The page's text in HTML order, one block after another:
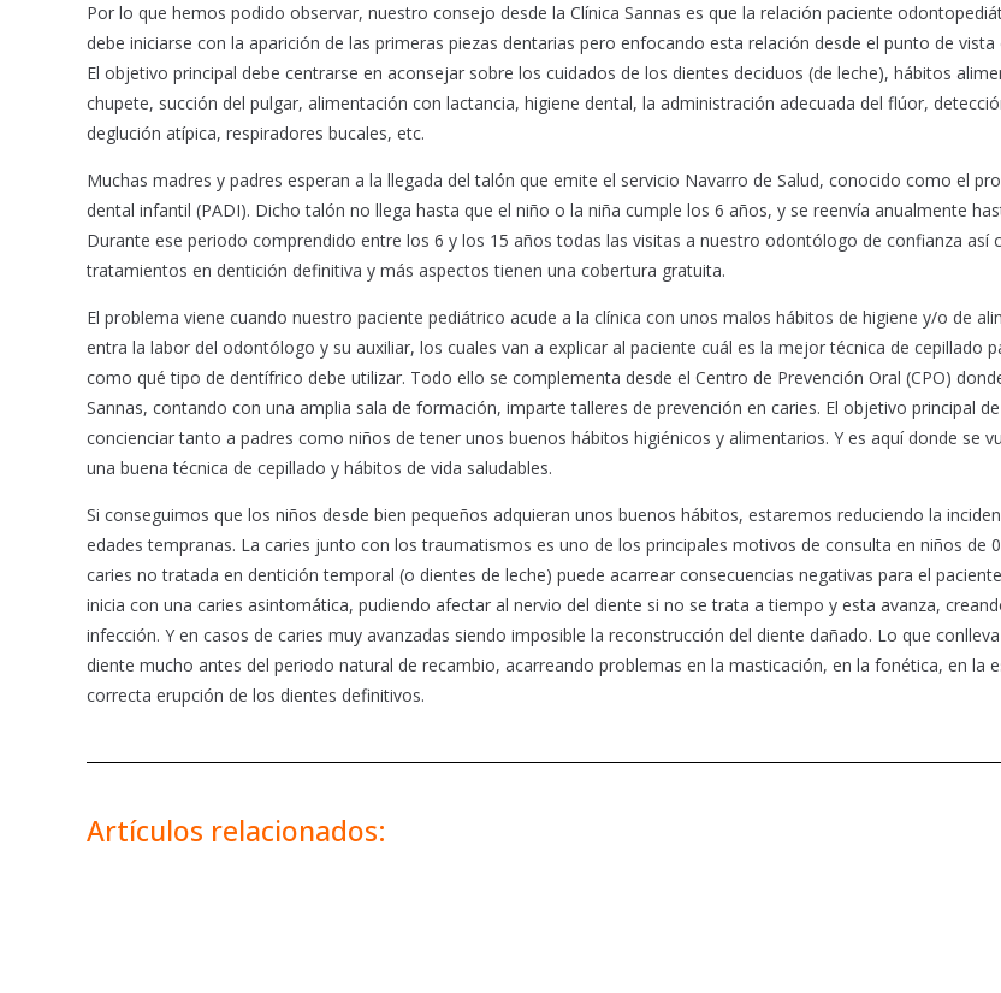
Por lo que hemos podido observar, nuestro consejo desde la Clínica Sannas es que la relación paciente
debe iniciarse con la aparición de las primeras piezas dentarias pero enfocando esta relación desde el punto de vista
El objetivo principal debe centrarse en aconsejar sobre los cuidados de los dientes deciduos (de leche), hábitos
chupete, succión del pulgar, alimentación con lactancia, higiene dental, la administración adecuada del flúor,
deglución atípica, respiradores bucales, etc.
Muchas madres y padres esperan a la llegada del talón que emite el servicio Navarro de Salud, conocido como el
dental infantil (PADI). Dicho talón no llega hasta que el niño o la niña cumple los 6 años, y se reenvía anualmente
Durante ese periodo comprendido entre los 6 y los 15 años todas las visitas a nuestro odontólogo de confianza así
tratamientos en dentición definitiva y más aspectos tienen una cobertura gratuita.
El problema viene cuando nuestro paciente pediátrico acude a la clínica con unos malos hábitos de higiene y/o de
entra la labor del odontólogo y su auxiliar, los cuales van a explicar al paciente cuál es la mejor técnica de cepillado
como qué tipo de dentífrico debe utilizar. Todo ello se complementa desde el Centro de Prevención Oral (CPO)
Sannas, contando con una amplia sala de formación, imparte talleres de prevención en caries. El objetivo principal
concienciar tanto a padres como niños de tener unos buenos hábitos higiénicos y alimentarios. Y es aquí donde se
una buena técnica de cepillado y hábitos de vida saludables.
Si conseguimos que los niños desde bien pequeños adquieran unos buenos hábitos, estaremos reduciendo la
edades tempranas. La caries junto con los traumatismos es uno de los principales motivos de consulta en niños de
caries no tratada en dentición temporal (o dientes de leche) puede acarrear consecuencias negativas para el
inicia con una caries asintomática, pudiendo afectar al nervio del diente si no se trata a tiempo y esta avanza,
infección. Y en casos de caries muy avanzadas siendo imposible la reconstrucción del diente dañado. Lo que
diente mucho antes del periodo natural de recambio, acarreando problemas en la masticación, en la fonética, en la
correcta erupción de los dientes definitivos.
Artículos relacionados: